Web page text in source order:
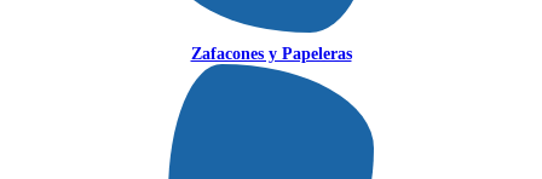
Zafacones y Papeleras